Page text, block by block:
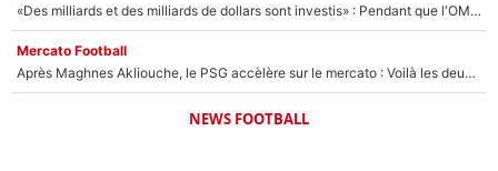
«Des milliards et des milliards de dollars sont investis» : Pendant que l'OM est en pleine crise financière, Frank McCourt lance un nouveau projet à 260M€ !
Mercato Football
Après Maghnes Akliouche, le PSG accèlère sur le mercato : Voilà les deux nouvelles recrues qui vont signer la semaine prochaine ?
NEWS FOOTBALL